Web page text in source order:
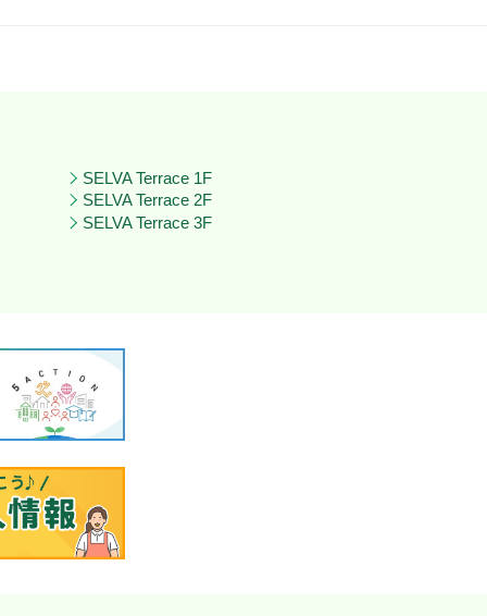
SELVA Terrace 1F
SELVA Terrace 2F
SELVA Terrace 3F